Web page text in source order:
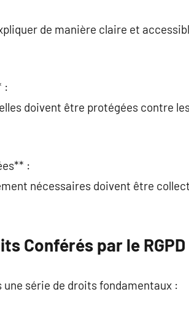
de manière claire et
:
doivent être protégées contre
:
nécessaires doivent être
Conférés par le RGPD
une série de droits fondamentaux :